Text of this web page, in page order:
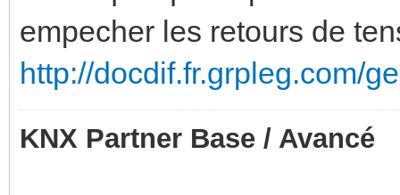
empecher les retours de
http://docdif.fr.grpleg.com/
KNX Partner Base / Avancé